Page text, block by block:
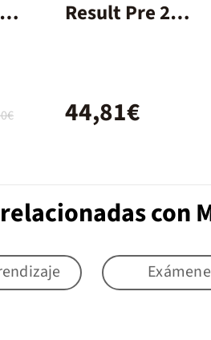
Result Pre 2E
44,81€
con